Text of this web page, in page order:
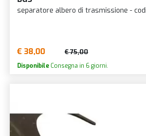
separatore albero di trasmissione -
€ 38,00 € 75,00
Disponibile Consegna in 6 giorni.